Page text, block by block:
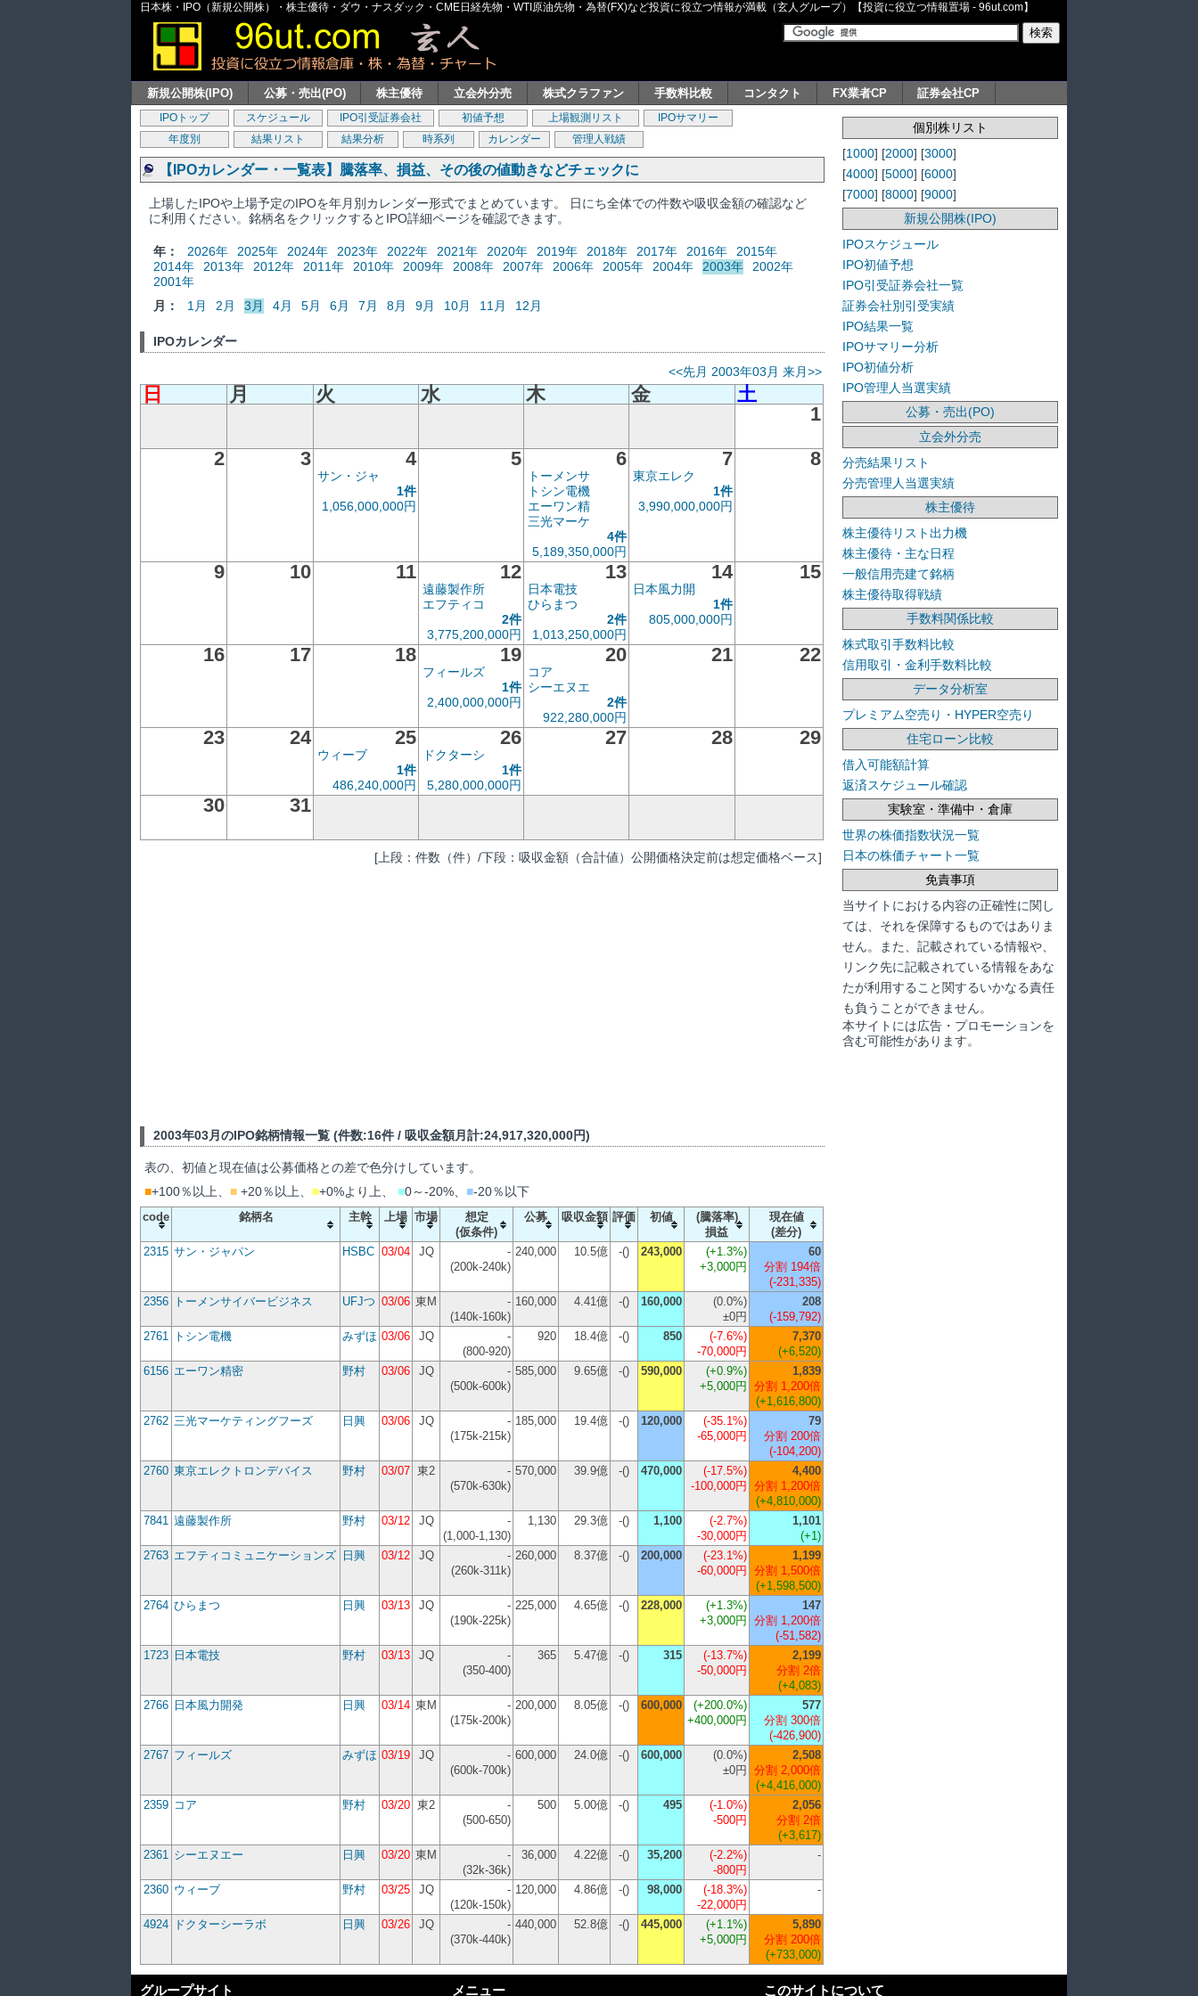
日本株・IPO（新規公開株）・株主優待・ダウ・ナスダック・CME日経先物・WTI原油先物・為替(FX)など投資に役立つ情報が満載（玄人グループ）【投資に役立つ情報置場 - 96ut.com】
新規公開株(IPO) 公募・売出(PO) 株主優待 立会外分売 株式クラファン 手数料比較 コンタクト FX業者CP 証券会社CP
IPOトップ スケジュール IPO引受証券会社 初値予想 上場観測リスト
IPOサマリー
年度別
結果リスト 結果分析 時系列 カレンダー 管理人戦績
【IPOカレンダー・一覧表】騰落率、損益、その後の値動きなどチェックに
上場したIPOや上場予定のIPOを年月別カレンダー形式でまとめています。 日にち全体での件数や吸収金額の確認など
に利用ください。銘柄名をクリックするとIPO詳細ページを確認できます。
年： 2026年 2025年 2024年 2023年 2022年 2021年 2020年 2019年 2018年 2017年 2016年
2015年
2014年
2013年 2012年 2011年 2010年 2009年 2008年 2007年 2006年 2005年 2004年 2003年
2002年
2001年
月：
1月 2月 3月 4月 5月 6月 7月 8月 9月 10月 11月 12月
IPOカレンダー
<<先月 2003年03月 来月>>
日 月 火 水 木 金
土
1
2
3 4
サン・ジャ
1件
1,056,000,000円
5 6
トーメンサ
トシン電機
エーワン精
三光マーケ
4件
5,189,350,000円
7
東京エレク
1件
3,990,000,000円
8
9 10 11 12
遠藤製作所
エフティコ
2件
3,775,200,000円
13
日本電技
ひらまつ
2件
1,013,250,000円
14
日本風力開
1件
805,000,000円
15
16 17 18 19
フィールズ
1件
2,400,000,000円
20
コア
シーエヌエ
2件
922,280,000円
21 22
23 24 25
ウィーブ
1件
486,240,000円
26
ドクターシ
1件
5,280,000,000円
27 28 29
30 31
[上段：件数（件）/下段：吸収金額（合計値）公開価格決定前は想定価格ベース]
2003年03月のIPO銘柄情報一覧 (件数:16件 / 吸収金額月計:24,917,320,000円)
表の、初値と現在値は公募価格との差で色分けしています。
■+100％以上、 ■ +20％以上、 ■+0%より上、 ■0～-20%、 ■-20％以下
code 銘柄名 主幹 上場 市場
想定
(仮条件)
公募 吸収金額 評価 初値
(騰落率)
損益
現在値
(差分)
2315 サン・ジャパン HSBC 03/04 JQ
-
(200k-240k)
240,000 10.5億 -() 243,000 (+1.3%)
+3,000円
60
分割 194倍
(-231,335)
2356
トーメンサイバービジネス UFJつ 03/06 東M
-
(140k-160k)
160,000 4.41億 -() 160,000 (0.0%)
±0円
208
(-159,792)
2761
トシン電機 みずほ 03/06 JQ
-
(800-920)
920 18.4億 -() 850 (-7.6%)
-70,000円
7,370
(+6,520)
6156 エーワン精密 野村 03/06 JQ
-
(500k-600k)
585,000 9.65億 -() 590,000 (+0.9%)
+5,000円
1,839
分割 1,200倍
(+1,616,800)
2762 三光マーケティングフーズ 日興 03/06 JQ
-
(175k-215k)
185,000 19.4億 -() 120,000 (-35.1%)
-65,000円
79
分割 200倍
(-104,200)
2760 東京エレクトロンデバイス 野村 03/07 東2
-
(570k-630k)
570,000 39.9億 -() 470,000 (-17.5%)
-100,000円
4,400
分割 1,200倍
(+4,810,000)
7841 遠藤製作所 野村 03/12 JQ
-
(1,000-1,130)
1,130 29.3億 -() 1,100 (-2.7%)
-30,000円
1,101
(+1)
2763 エフティコミュニケーションズ 日興 03/12 JQ
-
(260k-311k)
260,000 8.37億 -() 200,000 (-23.1%)
-60,000円
1,199
分割 1,500倍
(+1,598,500)
2764 ひらまつ 日興 03/13 JQ
-
(190k-225k)
225,000 4.65億 -() 228,000 (+1.3%)
+3,000円
147
分割 1,200倍
(-51,582)
1723 日本電技 野村 03/13 JQ
-
(350-400)
365 5.47億 -() 315 (-13.7%)
-50,000円
2,199
分割 2倍
(+4,083)
2766 日本風力開発 日興 03/14 東M
-
(175k-200k)
200,000 8.05億 -() 600,000 (+200.0%)
+400,000円
577
分割 300倍
(-426,900)
2767 フィールズ みずほ 03/19 JQ
-
(600k-700k)
600,000 24.0億 -() 600,000 (0.0%)
±0円
2,508
分割 2,000倍
(+4,416,000)
2359 コア 野村 03/20 東2
-
(500-650)
500 5.00億 -() 495 (-1.0%)
-500円
2,056
分割 2倍
(+3,617)
2361
シーエヌエー 日興 03/20 東M
-
(32k-36k)
36,000 4.22億 -() 35,200 (-2.2%)
-800円
-
2360 ウィーブ 野村 03/25 JQ
-
(120k-150k)
120,000 4.86億 -() 98,000 (-18.3%)
-22,000円
-
4924 ドクターシーラボ 日興 03/26 JQ
-
(370k-440k)
440,000 52.8億 -() 445,000 (+1.1%)
+5,000円
5,890
分割 200倍
(+733,000)
個別株リスト
[1000] [2000] [3000]
[4000] [5000] [6000]
[7000] [8000] [9000]
新規公開株(IPO)
IPOスケジュール
IPO初値予想
IPO引受証券会社一覧
証券会社別引受実績
IPO結果一覧
IPOサマリー分析
IPO初値分析
IPO管理人当選実績
公募・売出(PO)
立会外分売
分売結果リスト
分売管理人当選実績
株主優待
株主優待リスト出力機
株主優待・主な日程
一般信用売建て銘柄
株主優待取得戦績
手数料関係比較
株式取引手数料比較
信用取引・金利手数料比較
データ分析室
プレミアム空売り・HYPER空売り
住宅ローン比較
借入可能額計算
返済スケジュール確認
実験室・準備中・倉庫
世界の株価指数状況一覧
日本の株価チャート一覧
免責事項
当サイトにおける内容の正確性に関し
ては、それを保障するものではありま
せん。また、記載されている情報や、
リンク先に記載されている情報をあな
たが利用すること関するいかなる責任
も負うことができません。
本サイトには広告・プロモーションを
含む可能性があります。
グループサイト メニュー このサイトについて